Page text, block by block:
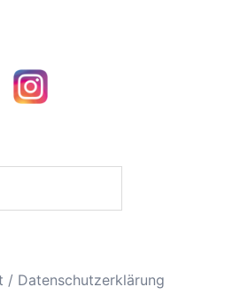
/ Datenschutzerklärung